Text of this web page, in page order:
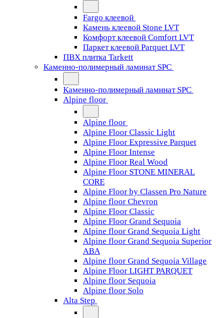
Fargo клеевой
Камень клеевой Stone LVT
Комфорт клеевой Comfort LVT
Паркет клеевой Parquet LVT
ПВХ плитка Tarkett
Каменно-полимерный ламинат SPC
Каменно-полимерный ламинат SPC
Alpine floor
Alpine floor
Alpine Floor Classic Light
Alpine Floor Expressive Parquet
Alpine Floor Intense
Alpine Floor Real Wood
Alpine Floor STONE MINERAL
CORE
Alpine Floor by Classen Pro Nature
Alpine floor Chevron
Alpine Floor Classic
Alpine Floor Grand Sequoia
Alpine floor Grand Sequoia Light
Alpine floor Grand Sequoia Superior
ABA
Alpine floor Grand Sequoia Village
Alpine Floor LIGHT PARQUET
Alpine floor Sequoia
Alpine floor Solo
Alta Step